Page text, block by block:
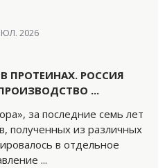
2026
ПРОТЕИНАХ. РОССИЯ
...
за последние семь лет
полученных из различных
в отдельное
...